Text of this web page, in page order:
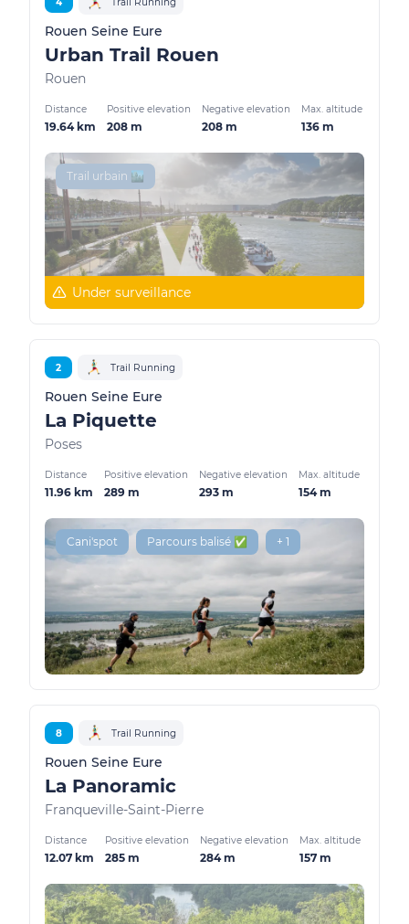
Rouen Seine Eure
Urban Trail Rouen
Rouen
Distance
19.64 km
Positive elevation
208 m
Negative elevation
208 m
Max. altitude
136 m
Trail urbain 🏙️
Under surveillance
2 Trail Running
Rouen Seine Eure
La Piquette
Poses
Distance
11.96 km
Positive elevation
289 m
Negative elevation
293 m
Max. altitude
154 m
Cani'spot Parcours balisé ✅ + 1
8 Trail Running
Rouen Seine Eure
La Panoramic
Franqueville-Saint-Pierre
Distance
12.07 km
Positive elevation
285 m
Negative elevation
284 m
Max. altitude
157 m